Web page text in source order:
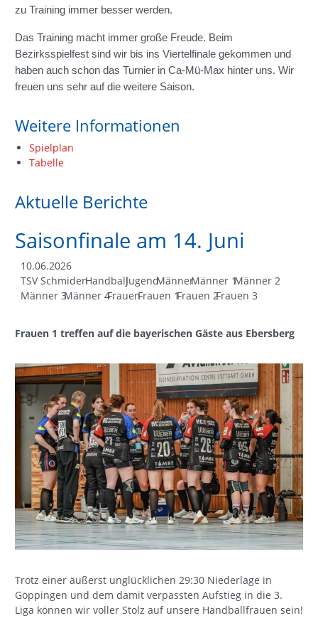
zu Training immer besser werden.
Das Training macht immer große Freude. Beim
Bezirksspielfest sind wir bis ins Viertelfinale gekommen und
haben auch schon das Turnier in Ca-Mü-Max hinter uns. Wir
freuen uns sehr auf die weitere Saison.
Weitere Informationen
Spielplan
Tabelle
Aktuelle Berichte
Saisonfinale am 14. Juni
10.06.2026
TSV SchmidenHandballJugendMännerMänner 1Männer 2
Männer 3Männer 4FrauenFrauen 1Frauen 2Frauen 3
Frauen 1 treffen auf die bayerischen Gäste aus Ebersberg
Trotz einer äußerst unglücklichen 29:30 Niederlage in
Göppingen und dem damit verpassten Aufstieg in die 3.
Liga können wir voller Stolz auf unsere Handballfrauen sein!